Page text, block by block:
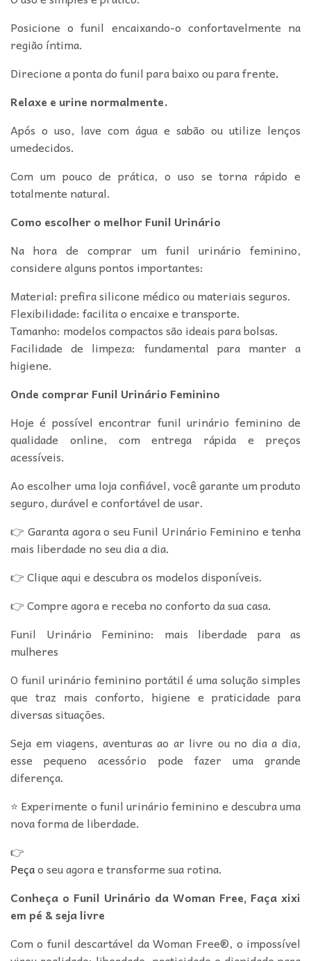
Posicione o funil encaixando-o confortavelmente na
região íntima.
Direcione a ponta do funil para baixo ou para frente.
Relaxe e urine normalmente.
Após o uso, lave com água e sabão ou utilize lenços
umedecidos.
Com um pouco de prática, o uso se torna rápido e
totalmente natural.
Como escolher o melhor Funil Urinário
Na hora de comprar um funil urinário feminino,
considere alguns pontos importantes:
Material: prefira silicone médico ou materiais seguros.
Flexibilidade: facilita o encaixe e transporte.
Tamanho: modelos compactos são ideais para bolsas.
Facilidade de limpeza: fundamental para manter a
higiene.
Onde comprar Funil Urinário Feminino
Hoje é possível encontrar funil urinário feminino de
qualidade online, com entrega rápida e preços
acessíveis.
Ao escolher uma loja confiável, você garante um produto
seguro, durável e confortável de usar.
👉 Garanta agora o seu Funil Urinário Feminino e tenha
mais liberdade no seu dia a dia.
👉 Clique aqui e descubra os modelos disponíveis.
👉 Compre agora e receba no conforto da sua casa.
Funil Urinário Feminino: mais liberdade para as
mulheres
O funil urinário feminino portátil é uma solução simples
que traz mais conforto, higiene e praticidade para
diversas situações.
Seja em viagens, aventuras ao ar livre ou no dia a dia,
esse pequeno acessório pode fazer uma grande
diferença.
⭐ Experimente o funil urinário feminino e descubra uma
nova forma de liberdade.
👉
Peçao seu agora e transforme sua rotina.
Conheça o Funil Urinário da Woman Free, Faça xixi
em pé & seja livre
Com o funil descartável da Woman Free®, o impossível